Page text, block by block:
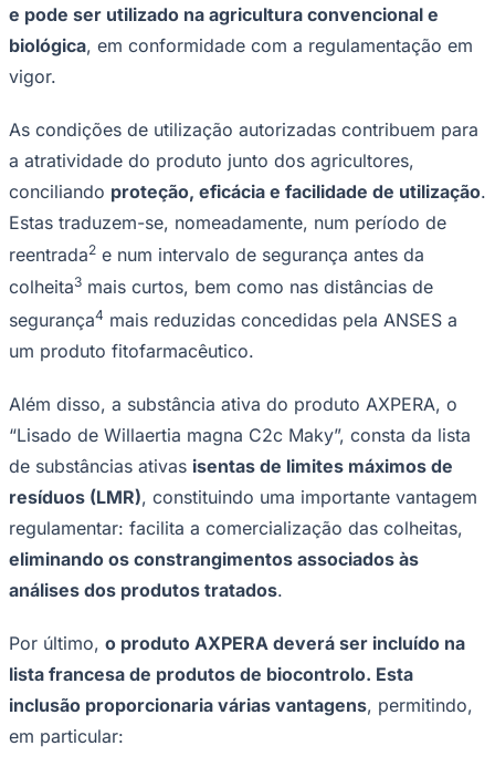
Palmeiras
e pode ser utilizado na agricultura convencional e
biológica, em conformidade com a regulamentação em
vigor.
As condições de utilização autorizadas contribuem para
a atratividade do produto junto dos agricultores,
conciliando proteção, eficácia e facilidade de utilização.
Estas traduzem-se, nomeadamente, num período de
reentrada2 e num intervalo de segurança antes da
colheita3 mais curtos, bem como nas distâncias de
segurança4 mais reduzidas concedidas pela ANSES a
um produto fitofarmacêutico.
Além disso, a substância ativa do produto AXPERA, o
“Lisado de Willaertia magna C2c Maky”, consta da lista
de substâncias ativas isentas de limites máximos de
resíduos (LMR), constituindo uma importante vantagem
regulamentar: facilita a comercialização das colheitas,
eliminando os constrangimentos associados às
análises dos produtos tratados.
Por último, o produto AXPERA deverá ser incluído na
lista francesa de produtos de biocontrolo. Esta
inclusão proporcionaria várias vantagens, permitindo,
em particular: